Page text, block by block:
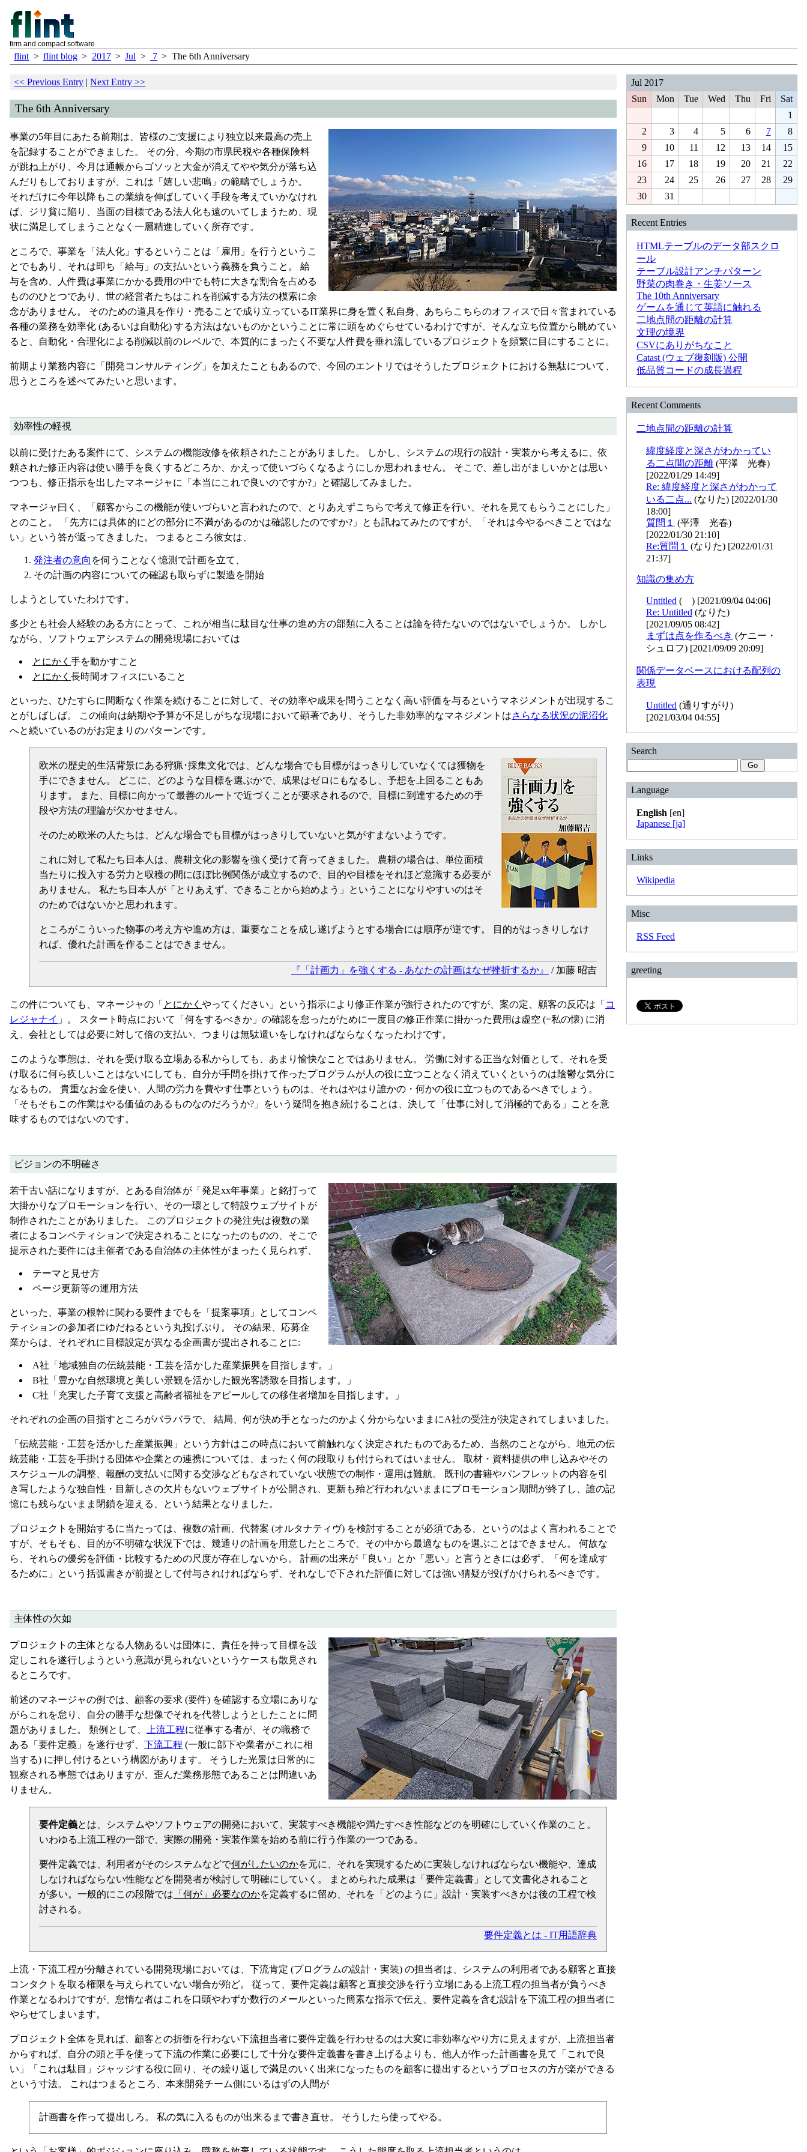
firm and compact software
flint > flint blog > 2017 > Jul > 7 > The 6th Anniversary
<<Previous Entry |Next Entry >>
The 6th Anniversary
事業の5年目にあたる前期は、皆様のご支援により独立以来最高の売上
を記録することができました。 その分、今期の市県民税や各種保険料
が跳ね上がり、今月は通帳からゴソッと大金が消えてやや気分が落ち込
んだりもしておりますが、これは「嬉しい悲鳴」の範疇でしょうか。
それだけに今年以降もこの業績を伸ばしていく手段を考えていかなけれ
ば、ジリ貧に陥り、当面の目標である法人化も遠のいてしまうため、現
状に満足してしまうことなく一層精進していく所存です。
ところで、事業を「法人化」するということは「雇用」を行うというこ
とでもあり、それは即ち「給与」の支払いという義務を負うこと。 給
与を含め、人件費は事業にかかる費用の中でも特に大きな割合を占める
もののひとつであり、世の経営者たちはこれを削減する方法の模索に余
念がありません。 そのための道具を作り・売ることで成り立っているIT業界に身を置く私自身、あちらこちらのオフィスで日々営まれている
各種の業務を効率化 (あるいは自動化) する方法はないものかということに常に頭をめぐらせているわけですが、そんな立ち位置から眺めてい
ると、自動化・合理化による削減以前のレベルで、本質的にまったく不要な人件費を垂れ流しているプロジェクトを頻繁に目にすることに。
前期より業務内容に「開発コンサルティング」を加えたこともあるので、今回のエントリではそうしたプロジェクトにおける無駄について、
思うところを述べてみたいと思います。
効率性の軽視
以前に受けたある案件にて、システムの機能改修を依頼されたことがありました。 しかし、システムの現行の設計・実装から考えるに、依
頼された修正内容は使い勝手を良くするどころか、かえって使いづらくなるようにしか思われません。 そこで、差し出がましいかとは思い
つつも、修正指示を出したマネージャに「本当にこれで良いのですか?」と確認してみました。
マネージャ曰く、「顧客からこの機能が使いづらいと言われたので、とりあえずこちらで考えて修正を行い、それを見てもらうことにした」
とのこと。 「先方には具体的にどの部分に不満があるのかは確認したのですか?」とも訊ねてみたのですが、「それは今やるべきことではな
い」という答が返ってきました。 つまるところ彼女は、
発注者の意向 を伺うことなく憶測で計画を立て、
その計画の内容についての確認も取らずに製造を開始
しようとしていたわけです。
多少とも社会人経験のある方にとって、これが相当に駄目な仕事の進め方の部類に入ることは論を待たないのではないでしょうか。 しかし
ながら、ソフトウェアシステムの開発現場においては
とにかく 手を動かすこと
とにかく 長時間オフィスにいること
といった、ひたすらに間断なく作業を続けることに対して、その効率や成果を問うことなく高い評価を与るというマネジメントが出現するこ
とがしばしば。 この傾向は納期や予算が不足しがちな現場において顕著であり、そうした非効率的なマネジメントはさらなる状況の泥沼化
へと続いているのがお定まりのパターンです。
欧米の歴史的生活背景にある狩猟･採集文化では、どんな場合でも目標がはっきりしていなくては獲物を
手にできません。 どこに、どのような目標を選ぶかで、成果はゼロにもなるし、予想を上回ることもあ
ります。 また、目標に向かって最善のルートで近づくことが要求されるので、目標に到達するための手
段や方法の理論が欠かせません。
そのため欧米の人たちは、どんな場合でも目標がはっきりしていないと気がすまないようです。
これに対して私たち日本人は、農耕文化の影響を強く受けて育ってきました。 農耕の場合は、単位面積
当たりに投入する労力と収穫の間にほぼ比例関係が成立するので、目的や目標をそれほど意識する必要が
ありません。 私たち日本人が「とりあえず、できることから始めよう」ということになりやすいのはそ
のためではないかと思われます。
ところがこういった物事の考え方や進め方は、重要なことを成し遂げようとする場合には順序が逆です。 目的がはっきりしなけ
れば、優れた計画を作ることはできません。
『「計画力」を強くする - あなたの計画はなぜ挫折するか』 / 加藤 昭吉
この件についても、マネージャの「 とにかく やってください」という指示により修正作業が強行されたのですが、案の定、顧客の反応は「 コ
レジャナイ 」。 スタート時点において「何をするべきか」の確認を怠ったがために一度目の修正作業に掛かった費用は虚空 (=私の懐) に消
え、会社としては必要に対して倍の支払い、つまりは無駄遣いをしなければならなくなったわけです。
このような事態は、それを受け取る立場ある私からしても、あまり愉快なことではありません。 労働に対する正当な対価として、それを受
け取るに何ら疚しいことはないにしても、自分が手間を掛けて作ったプログラムが人の役に立つことなく消えていくというのは陰鬱な気分に
なるもの。 貴重なお金を使い、人間の労力を費やす仕事というものは、それはやはり誰かの・何かの役に立つものであるべきでしょう。
「そもそもこの作業はやる価値のあるものなのだろうか?」をいう疑問を抱き続けることは、決して「仕事に対して消極的である」ことを意
味するものではないのです。
ビジョンの不明確さ
若干古い話になりますが、とある自治体が「発足xx年事業」と銘打って
大掛かりなプロモーションを行い、その一環として特設ウェブサイトが
制作されたことがありました。 このプロジェクトの発注先は複数の業
者によるコンペティションで決定されることになったのものの、そこで
提示された要件には主催者である自治体の主体性がまったく見られず、
テーマと見せ方
ページ更新等の運用方法
といった、事業の根幹に関わる要件までもを「提案事項」としてコンペ
ティションの参加者にゆだねるという丸投げぶり。 その結果、応募企
業からは、それぞれに目標設定が異なる企画書が提出されることに:
A社「地域独自の伝統芸能・工芸を活かした産業振興を目指します。」
B社「豊かな自然環境と美しい景観を活かした観光客誘致を目指します。」
C社「充実した子育て支援と高齢者福祉をアピールしての移住者増加を目指します。」
それぞれの企画の目指すところがバラバラで、 結局、何が決め手となったのかよく分からないままにA社の受注が決定されてしまいました。
「伝統芸能・工芸を活かした産業振興」という方針はこの時点において前触れなく決定されたものであるため、当然のことながら、地元の伝
統芸能・工芸を手掛ける団体や企業との連携については、まったく何の段取りも付けられてはいません。 取材・資料提供の申し込みやその
スケジュールの調整、報酬の支払いに関する交渉などもなされていない状態での制作・運用は難航。 既刊の書籍やパンフレットの内容を引
き写したような独自性・目新しさの欠片もないウェブサイトが公開され、更新も殆ど行われないままにプロモーション期間が終了し、誰の記
憶にも残らないまま閉鎖を迎える、という結果となりました。
プロジェクトを開始するに当たっては、複数の計画、代替案 (オルタナティヴ) を検討することが必須である、というのはよく言われることで
すが、そもそも、目的が不明確な状況下では、幾通りの計画を用意したところで、その中から最適なものを選ぶことはできません。 何故な
ら、それらの優劣を評価・比較するための尺度が存在しないから。 計画の出来が「良い」とか「悪い」と言うときには必ず、「何を達成す
るために」という括弧書きが前提として付与されければならず、それなしで下された評価に対しては強い猜疑が投げかけられるべきです。
主体性の欠如
プロジェクトの主体となる人物あるいは団体に、責任を持って目標を設
定しこれを遂行しようという意識が見られないというケースも散見され
るところです。
前述のマネージャの例では、顧客の要求 (要件) を確認する立場にありな
がらこれを怠り、自分の勝手な想像でそれを代替しようとしたことに問
題がありました。 類例として、
上流工程に従事する者が、その職務で
ある「要件定義」を遂行せず、 下流工程 (一般に部下や業者がこれに相
当する) に押し付けるという構図があります。 そうした光景は日常的に
観察される事態ではありますが、歪んだ業務形態であることは間違いあ
りません。
要件定義とは、システムやソフトウェアの開発において、実装すべき機能や満たすべき性能などのを明確にしていく作業のこと。
いわゆる上流工程の一部で、実際の開発・実装作業を始める前に行う作業の一つである。
要件定義では、利用者がそのシステムなどで何がしたいのかを元に、それを実現するために実装しなければならない機能や、達成
しなければならない性能などを開発者が検討して明確にしていく。 まとめられた成果は「要件定義書」として文書化されること
が多い。一般的にこの段階では 「何が」必要なのかを定義するに留め、それを「どのように」設計・実装すべきかは後の工程で検
討される。
要件定義とは - IT用語辞典
上流・下流工程が分離されている開発現場においては、下流肯定 (プログラムの設計・実装) の担当者は、システムの利用者である顧客と直接
コンタクトを取る権限を与えられていない場合が殆ど。 従って、要件定義は顧客と直接交渉を行う立場にある上流工程の担当者が負うべき
作業となるわけですが、怠惰な者はこれを口頭やわずか数行のメールといった簡素な指示で伝え、要件定義を含む設計を下流工程の担当者に
やらせてしまいます。
プロジェクト全体を見れば、顧客との折衝を行わない下流担当者に要件定義を行わせるのは大変に非効率なやり方に見えますが、上流担当者
からすれば、自分の頭と手を使って下流の作業に必要にして十分な要件定義書を書き上げるよりも、他人が作った計画書を見て「これで良
い」「これは駄目」ジャッジする役に回り、その繰り返しで満足のいく出来になったものを顧客に提出するというプロセスの方が楽ができる
という寸法。 これはつまるところ、本来開発チーム側にいるはずの人間が
計画書を作って提出しろ。 私の気に入るものが出来るまで書き直せ。 そうしたら使ってやる。
Jul 2017
Sun
Mon Tue Wed Thu Fri
Sat
1
2
3 4 5 6 7
8
9
10 11 12 13 14
15
16
17 18 19 20 21
22
23
24 25 26 27 28
29
30
31
Recent Entries
HTMLテーブルのデータ部スクロ
ール
テーブル設計アンチパターン
野菜の肉巻き・生姜ソース
The 10th Anniversary
ゲームを通じて英語に触れる
二地点間の距離の計算
文理の境界
CSVにありがちなこと
Catast (ウェブ復刻版) 公開
低品質コードの成長過程
Recent Comments
二地点間の距離の計算
緯度経度と深さがわかってい
る二点間の距離 (平澤 光春)
[2022/01/29 14:49]
Re: 緯度経度と深さがわかって
いる二点... (なりた) [2022/01/30
18:00]
質問１
(平澤 光春)
[2022/01/30 21:10]
Re:質問１
(なりた) [2022/01/31
21:37]
知識の集め方
Untitled ( ) [2021/09/04 04:06]
Re: Untitled (なりた)
[2021/09/05 08:42]
まずは点を作るべき (ケニー・
シュロフ) [2021/09/09 20:09]
関係データベースにおける配列の
表現
Untitled (通りすがり)
[2021/03/04 04:55]
Search
Language
English [en]
Japanese [ja]
Links
Wikipedia
Misc
RSS Feed
greeting